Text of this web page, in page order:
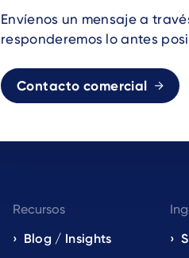
Envíenos un mensaje a
responderemos lo antes
Contacto comercial
Recursos
Blog / Insights